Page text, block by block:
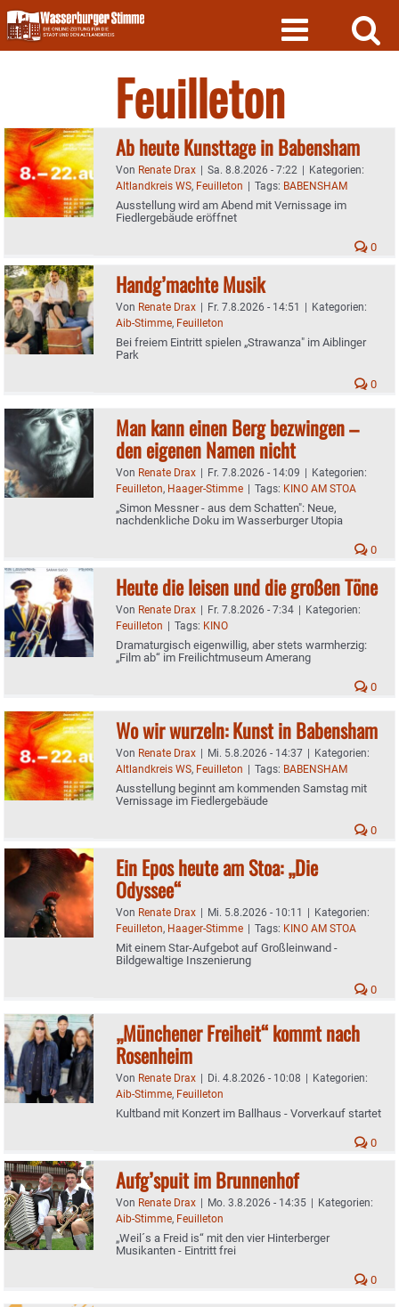
Skip
to
content
Feuilleton
Ab heute Kunsttage in Babensham
Von Renate Drax | Sa. 8.8.2026 - 7:22 | Kategorien:
Altlandkreis WS, Feuilleton | Tags: BABENSHAM
Ausstellung wird am Abend mit Vernissage im
Fiedlergebäude eröffnet
0
Handg’machte Musik
Von Renate Drax | Fr. 7.8.2026 - 14:51 | Kategorien:
Aib-Stimme, Feuilleton
Bei freiem Eintritt spielen „Strawanza" im Aiblinger
Park
0
Man kann einen Berg bezwingen –
den eigenen Namen nicht
Von Renate Drax | Fr. 7.8.2026 - 14:09 | Kategorien:
Feuilleton, Haager-Stimme | Tags: KINO AM STOA
„Simon Messner - aus dem Schatten": Neue,
nachdenkliche Doku im Wasserburger Utopia
0
Heute die leisen und die großen Töne
Von Renate Drax | Fr. 7.8.2026 - 7:34 | Kategorien:
Feuilleton | Tags: KINO
Dramaturgisch eigenwillig, aber stets warmherzig:
„Film ab“ im Freilichtmuseum Amerang
0
Wo wir wurzeln: Kunst in Babensham
Von Renate Drax | Mi. 5.8.2026 - 14:37 | Kategorien:
Altlandkreis WS, Feuilleton | Tags: BABENSHAM
Ausstellung beginnt am kommenden Samstag mit
Vernissage im Fiedlergebäude
0
Ein Epos heute am Stoa: „Die
Odyssee“
Von Renate Drax | Mi. 5.8.2026 - 10:11 | Kategorien:
Feuilleton, Haager-Stimme | Tags: KINO AM STOA
Mit einem Star-Aufgebot auf Großleinwand -
Bildgewaltige Inszenierung
0
„Münchener Freiheit“ kommt nach
Rosenheim
Von Renate Drax | Di. 4.8.2026 - 10:08 | Kategorien:
Aib-Stimme, Feuilleton
Kultband mit Konzert im Ballhaus - Vorverkauf startet
0
Aufg’spuit im Brunnenhof
Von Renate Drax | Mo. 3.8.2026 - 14:35 | Kategorien:
Aib-Stimme, Feuilleton
„Weil´s a Freid is“ mit den vier Hinterberger
Musikanten - Eintritt frei
0